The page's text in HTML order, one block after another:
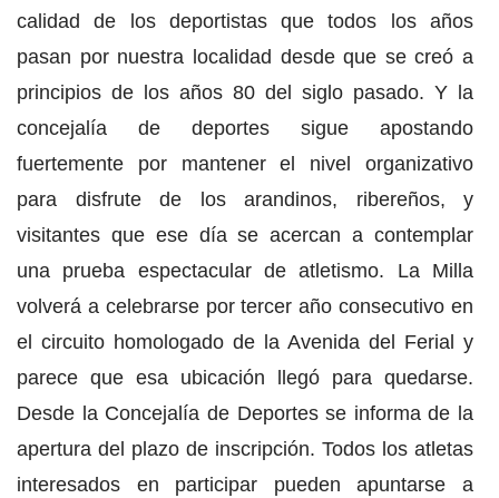
calidad de los deportistas que todos los años
pasan por nuestra localidad desde que se creó a
principios de los años 80 del siglo pasado. Y la
concejalía de deportes sigue apostando
fuertemente por mantener el nivel organizativo
para disfrute de los arandinos, ribereños, y
visitantes que ese día se acercan a contemplar
una prueba espectacular de atletismo. La Milla
volverá a celebrarse por tercer año consecutivo en
el circuito homologado de la Avenida del Ferial y
parece que esa ubicación llegó para quedarse.
Desde la Concejalía de Deportes se informa de la
apertura del plazo de inscripción. Todos los atletas
interesados en participar pueden apuntarse a